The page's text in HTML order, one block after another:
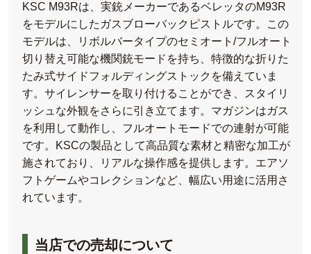
KSC M93Rは、実銃メーカーであるベレッタのM93R
をモデルにしたガスブローバックピストルです。この
モデルは、リボルバータイプのセミオート/フルオート
切り替え可能な機関銃モードを持ち、特徴的な折りた
たみ式サイドフォルディングストックを備えていま
す。サイレンサーを取り付けることができ、スタイリ
ッシュな外観をさらに引き立てます。マガジンはガス
を利用して動作し、フルオートモードでの連射が可能
です。KSCの製品として高品質な素材と精密な加工が
施されており、リアルな操作感を提供します。エアソ
フトゲームやコレクションなど、幅広い用途に活用さ
れています。
当店での売却について